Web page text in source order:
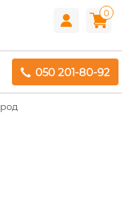
0
050 201-80-92